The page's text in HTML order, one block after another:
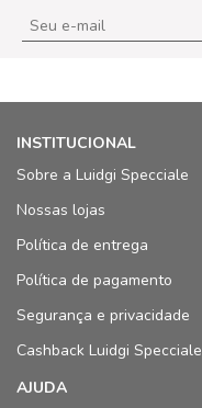
INSTITUCIONAL
Sobre a Luidgi Specciale
Nossas lojas
Política de entrega
Política de pagamento
Segurança e privacidade
Cashback Luidgi Specciale
AJUDA